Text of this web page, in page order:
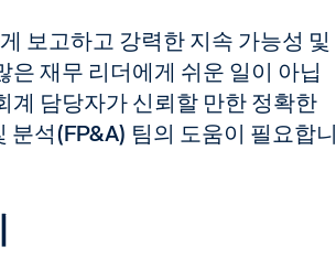
보고하고 강력한 지속 가능성 및
재무 리더에게 쉬운 일이 아닙
계 담당자가 신뢰할 만한 정확한
석(FP&A) 팀의 도움이 필요합니